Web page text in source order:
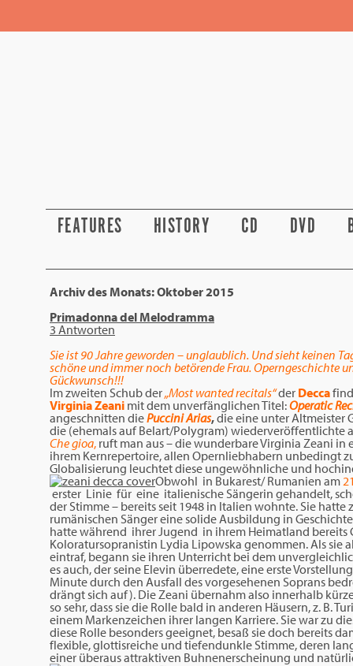
FEATURES HISTORY CD DVD
Archiv des Monats:Oktober 2015
Primadonna del Melodramma
3 Antworten
Sie ist 90 Jahre geworden – unglaublich. Und sieht keinen
schöne und immer noch betörende Frau. Operngeschichte
Gückwunsch!!!
Im zweiten Schub der„Most wanted recitals“der Decca
Virginia Zeani mit dem unverfänglichen Titel:Operatic
angeschnitten diePuccini Arias,die eine unter Altmeister
die (ehemals auf Belart/Polygram) wiederveröffentlichte
Che gioa, ruft man aus – die wunderbare Virginia Zeani
ihrem Kernrepertoire, allen Opernliebhabern unbedingt
Globalisierung leuchtet diese ungewöhnliche und
Obwohl in Bukarest/ Rumanien am
erster Linie für eine italienische Sängerin gehandelt,
der Stimme – bereits seit 1948 in ltalien wohnte. Sie
rumänischen Sänger eine solide Ausbildung in
hatte während ihrer Jugend in ihrem Heimatland bereits
Koloratursopranistin Lydia Lipowska genommen. Als sie
eintraf, begann sie ihren Unterricht bei dem
es auch, der seine Elevin überredete, eine erste
Minute durch den Ausfall des vorgesehenen Soprans
drängt sich auf). Die Zeani übernahm also innerhalb
so sehr, dass sie die Rolle bald in anderen Häusern, z. B.
einem Markenzeichen ihrer langen Karriere. Sie war zu
diese Rolle besonders geeignet, besaß sie doch bereits
flexible, glottisreiche und tiefendunkle Stimme, deren
einer überaus attraktiven Buhnenerscheinung und